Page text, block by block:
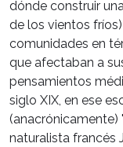
dónde construir
de los vientos
comunidades en
que afectaban a
pensamientos
siglo XIX, en ese
(anacrónicamente)
naturalista francés